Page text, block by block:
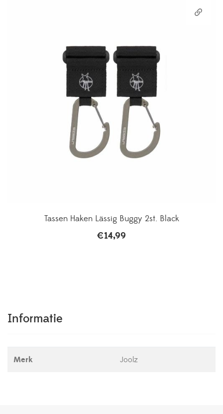
Tassen Haken Lässig Buggy 2st. Black
€14,99
Informatie
Merk Joolz